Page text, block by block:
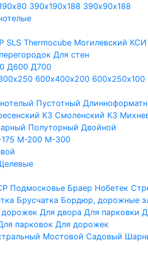
390х190х188 390х90х188
SLS Thermocube Могилевский КСИ
Для стен
Д600 Д700
600х400х200 600х250х100
Пустотный
КЗ Смоленский КЗ
Полуторный Двойной
М-200 М-300
Подмосковье Браер Нобетек
Брусчатка Бордюр, дорожные
Для двора Для парковки
парковок Для дорожек
Мостовой Садовый